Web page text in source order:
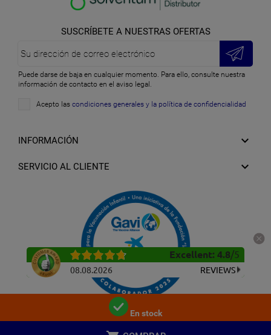
En stock
SUSCRÍBETE A NUESTRAS OFERTAS
Puede darse de baja en cualquier momento. Para ello, consulte nuestra
información de contacto en el aviso legal.
Acepto las condiciones generales y la política de confidencialidad
INFORMACIÓN 
SERVICIO AL CLIENTE 
Excellent: 4.8/5
08.08.2026 REVIEWS